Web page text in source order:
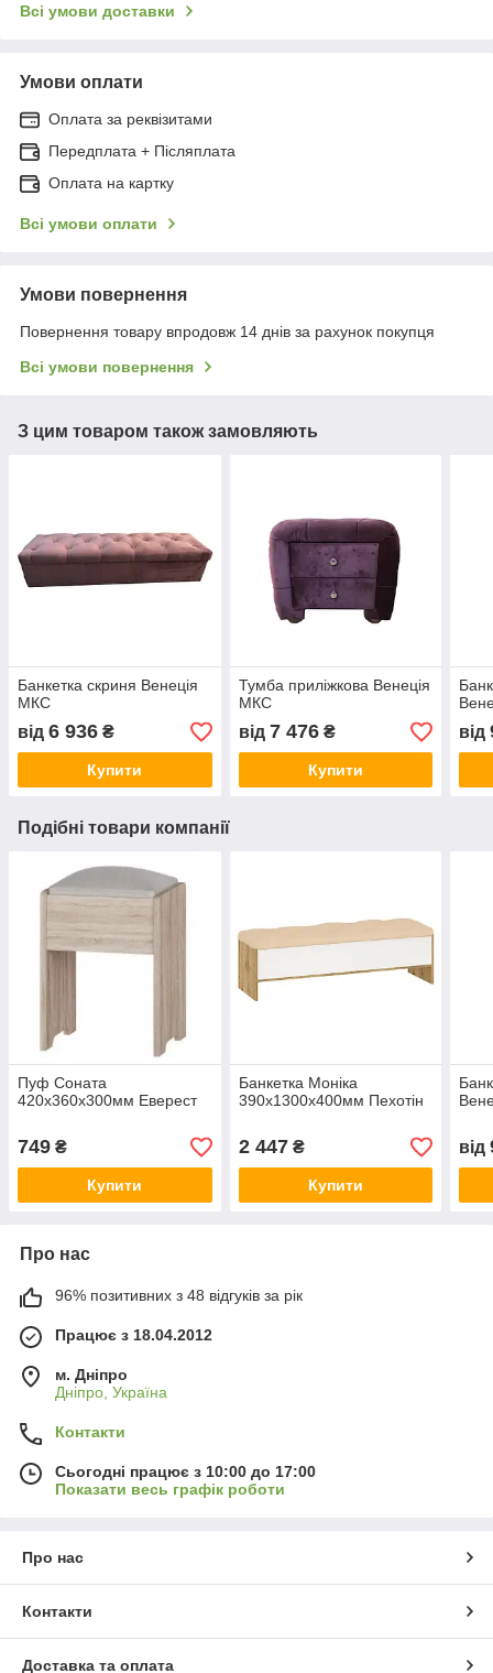
Всі умови доставки
Умови оплати
Оплата за реквізитами
Передплата + Післяплата
Оплата на картку
Всі умови оплати
Умови повернення
Повернення товару впродовж 14 днів за рахунок покупця
Всі умови повернення
З цим товаром також замовляють
Банкетка скриня Венеція
МКС
від 6 936 ₴
Купити
Тумба приліжкова Венеція
МКС
від 7 476₴
Купити
від
Подібні товари компанії
Пуф Соната
420х360х300мм Еверест
749 ₴
Купити
Банкетка Моніка
390х1300х400мм Пехотін
2 447₴
Купити
від
Про нас
96% позитивних з 48 відгуків за рік
Працює з 18.04.2012
м. Дніпро
Дніпро, Україна
Контакти
Сьогодні працює з 10:00 до 17:00
Показати весь графік роботи
Про нас
Контакти
Доставка та оплата